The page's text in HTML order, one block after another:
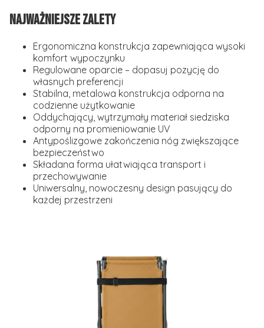
Najważniejsze zalety
Ergonomiczna konstrukcja zapewniająca wysoki
komfort wypoczynku
Regulowane oparcie – dopasuj pozycję do
własnych preferencji
Stabilna, metalowa konstrukcja odporna na
codzienne użytkowanie
Oddychający, wytrzymały materiał siedziska
odporny na promieniowanie UV
Antypoślizgowe zakończenia nóg zwiększające
bezpieczeństwo
Składana forma ułatwiająca transport i
przechowywanie
Uniwersalny, nowoczesny design pasujący do
każdej przestrzeni